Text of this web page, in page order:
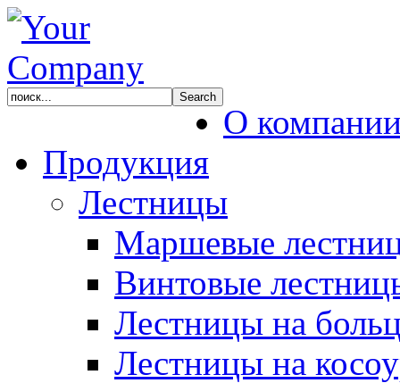
О
Продукция
Лестницы
Маршевые
Винтовые
Лестницы на
Лестницы на